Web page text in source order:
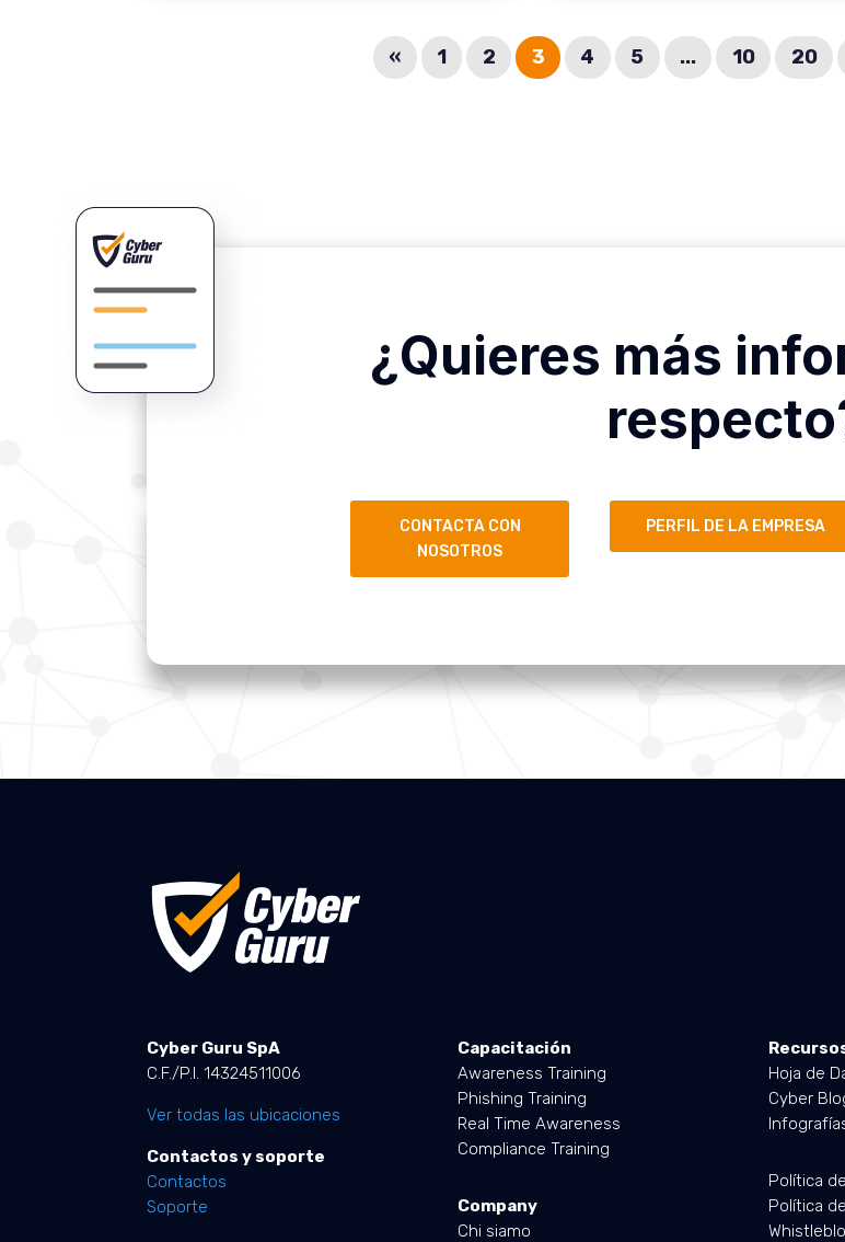
« 1 2 3 4 5 ... 10 20
¿Quieres más
CONTACTA CON
NOSOTROS
PERFIL DE LA EMPRESA
Cyber Guru SpA
C.F./P.I. 14324511006
Ver todas las ubicaciones
Contactos y soporte
Contactos
Soporte
Capacitación
Awareness Training
Phishing Training
Real Time Awareness
Compliance Training
Company
Chi siamo
Hoja de
Cyber
Política
Política